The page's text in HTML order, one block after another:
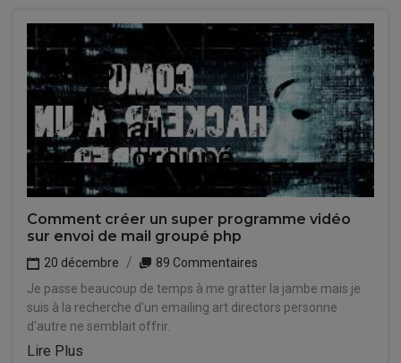
Comment créer un super programme vidéo
sur envoi de mail groupé php
20 décembre
89 Commentaires
Je passe beaucoup de temps à me gratter la jambe mais je
suis à la recherche d'un emailing art directors personne
d'autre ne semblait offrir.
Lire Plus